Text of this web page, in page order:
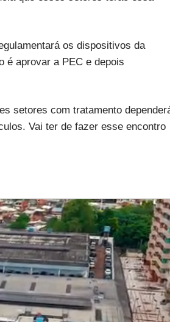
os dispositivos da
é aprovar a PEC e depois
setores com tratamento
Vai ter de fazer esse encontro